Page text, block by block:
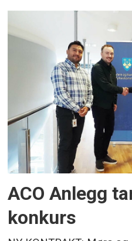
ACO Anlegg
konkurs